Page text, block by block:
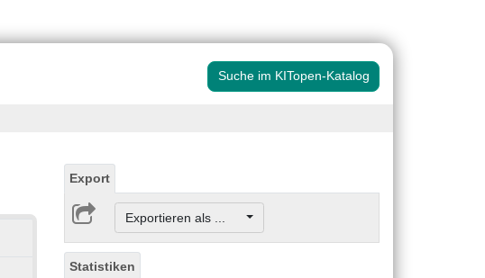
Suche im KITopen-Katalog
Export
Exportieren als ...
Statistiken